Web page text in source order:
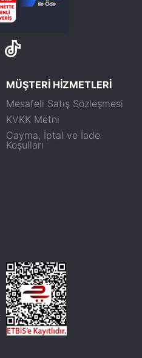
MÜŞTERİ HİZMETLERİ
Mesafeli Satış Sözleşmesi
KVKK Metni
Cayma, İptal ve İade
Koşulları